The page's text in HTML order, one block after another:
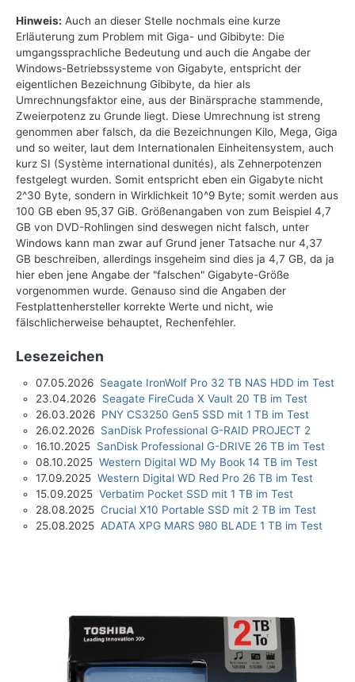
Hinweis: Auch an dieser Stelle nochmals eine kurze
Erläuterung zum Problem mit Giga- und Gibibyte: Die
umgangssprachliche Bedeutung und auch die Angabe der
Windows-Betriebssysteme von Gigabyte, entspricht der
eigentlichen Bezeichnung Gibibyte, da hier als
Umrechnungsfaktor eine, aus der Binärsprache stammende,
Zweierpotenz zu Grunde liegt. Diese Umrechnung ist streng
genommen aber falsch, da die Bezeichnungen Kilo, Mega, Giga
und so weiter, laut dem Internationalen Einheitensystem, auch
kurz SI (Système international dunités), als Zehnerpotenzen
festgelegt wurden. Somit entspricht eben ein Gigabyte nicht
2^30 Byte, sondern in Wirklichkeit 10^9 Byte; somit werden aus
100 GB eben 95,37 GiB. Größenangaben von zum Beispiel 4,7
GB von DVD-Rohlingen sind deswegen nicht falsch, unter
Windows kann man zwar auf Grund jener Tatsache nur 4,37
GB beschreiben, allerdings insgeheim sind dies ja 4,7 GB, da ja
hier eben jene Angabe der "falschen" Gigabyte-Größe
vorgenommen wurde. Genauso sind die Angaben der
Festplattenhersteller korrekte Werte und nicht, wie
fälschlicherweise behauptet, Rechenfehler.
Lesezeichen
07.05.2026 Seagate IronWolf Pro 32 TB NAS HDD im Test
23.04.2026 Seagate FireCuda X Vault 20 TB im Test
26.03.2026 PNY CS3250 Gen5 SSD mit 1 TB im Test
26.02.2026 SanDisk Professional G-RAID PROJECT 2
16.10.2025 SanDisk Professional G-DRIVE 26 TB im Test
08.10.2025 Western Digital WD My Book 14 TB im Test
17.09.2025 Western Digital WD Red Pro 26 TB im Test
15.09.2025 Verbatim Pocket SSD mit 1 TB im Test
28.08.2025 Crucial X10 Portable SSD mit 2 TB im Test
25.08.2025 ADATA XPG MARS 980 BLADE 1 TB im Test